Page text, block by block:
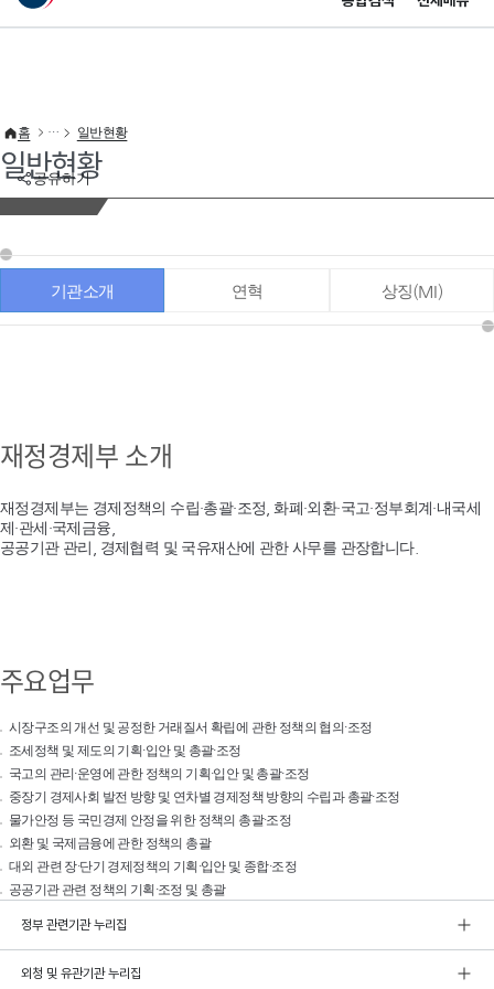
이 누리집은 대한민국 공식 전자정부 누리집입니다.
공유하기
홈 일반현황
일반현황
기관소개 연혁 상징(MI)
재정경제부 소개
재정경제부는 경제정책의 수립·총괄·조정, 화폐·외환·국고·정부회계·내국세
제·관세·국제금융,
공공기관 관리, 경제협력 및 국유재산에 관한 사무를 관장합니다.
주요업무
시장구조의 개선 및 공정한 거래질서 확립에 관한 정책의 협의·조정
조세정책 및 제도의 기획·입안 및 총괄·조정
국고의 관리·운영에 관한 정책의 기획·입안 및 총괄·조정
중장기 경제사회 발전 방향 및 연차별 경제정책 방향의 수립과 총괄·조정
물가안정 등 국민경제 안정을 위한 정책의 총괄·조정
외환 및 국제금융에 관한 정책의 총괄
대외 관련 장·단기 경제정책의 기획·입안 및 종합·조정
공공기관 관련 정책의 기획·조정 및 총괄
정부 관련기관 누리집
외청 및 유관기관 누리집